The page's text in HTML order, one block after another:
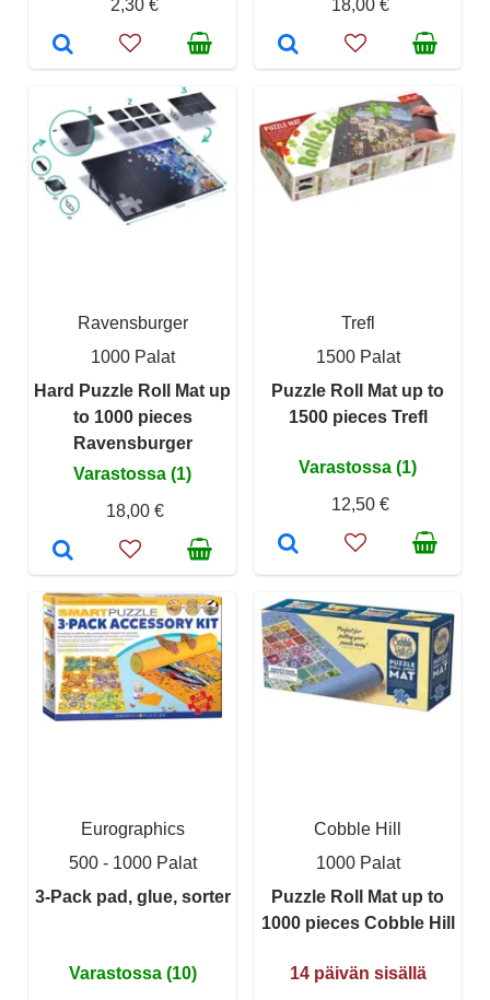
2,30 € 18,00 €
Ravensburger
1000 Palat
Hard Puzzle Roll Mat up
to 1000 pieces
Ravensburger
Varastossa (1)
18,00 €
Trefl
1500 Palat
Puzzle Roll Mat up to
1500 pieces Trefl
Varastossa (1)
12,50 €
Eurographics
500 - 1000 Palat
3-Pack pad, glue, sorter
Varastossa (10)
Cobble Hill
1000 Palat
Puzzle Roll Mat up to
1000 pieces Cobble Hill
14 päivän sisällä